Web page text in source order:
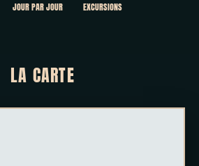
JOUR PAR JOUR EXCURSIONS
LA CARTE